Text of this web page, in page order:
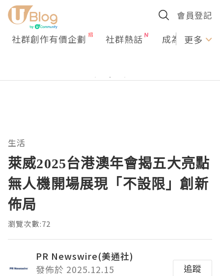
會員登記
社群創作有價企劃 社群熱話 成為U更多
生活
萊威2025台港澳年會揭五大亮點
無人機開場展現「不設限」創新
佈局
瀏覽次數:72
PR Newswire(美通社)
發佈於 2025.12.15
追蹤